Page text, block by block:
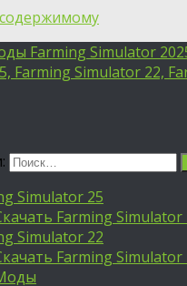
Farming Simulator
Farming Simulator 22,
Simulator 25
Farming Simulator
Simulator 22
Farming Simulator